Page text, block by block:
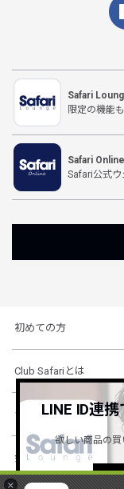
×
Safari
限定の機能
Safari Online
Safari公式ウ
初めての方
Club Safariとは
ショッピングガイド
会社概要・規約
LINE ID連
欲しい商品の